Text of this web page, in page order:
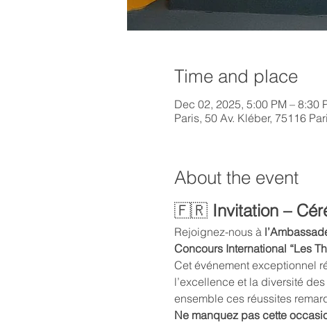
Time and place
Dec 02, 2025, 5:00 PM – 8:30
Paris, 50 Av. Kléber, 75116
About the event
🇫🇷 Invitation –
Rejoignez-nous à
Concours International “Les
Cet événement exceptionnel
l’excellence et la diversité
ensemble ces réussites
Ne manquez pas cette